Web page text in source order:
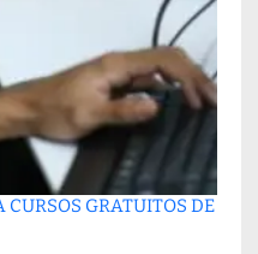
GRATUITOS DE